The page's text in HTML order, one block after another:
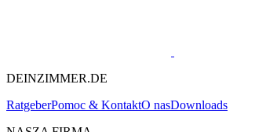
DEINZIMMER.DE
RatgeberPomoc & KontaktO nasDownloads